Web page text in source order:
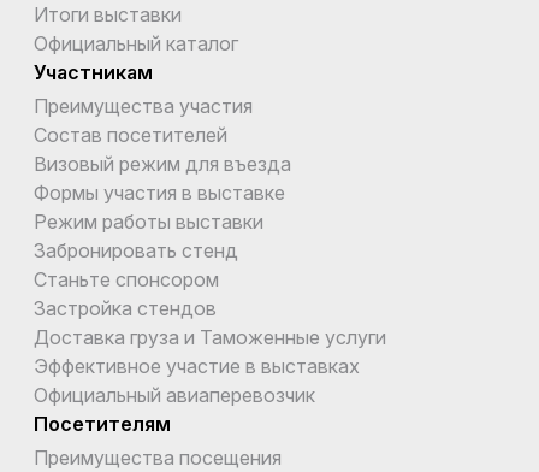
Итоги выставки
Официальный каталог
Участникам
Преимущества участия
Состав посетителей
Визовый режим для въезда
Формы участия в выставке
Режим работы выставки
Забронировать стенд
Станьте спонсором
Застройка стендов
Доставка груза и Таможенные услуги
Эффективное участие в выставках
Официальный авиаперевозчик
Посетителям
Преимущества посещения